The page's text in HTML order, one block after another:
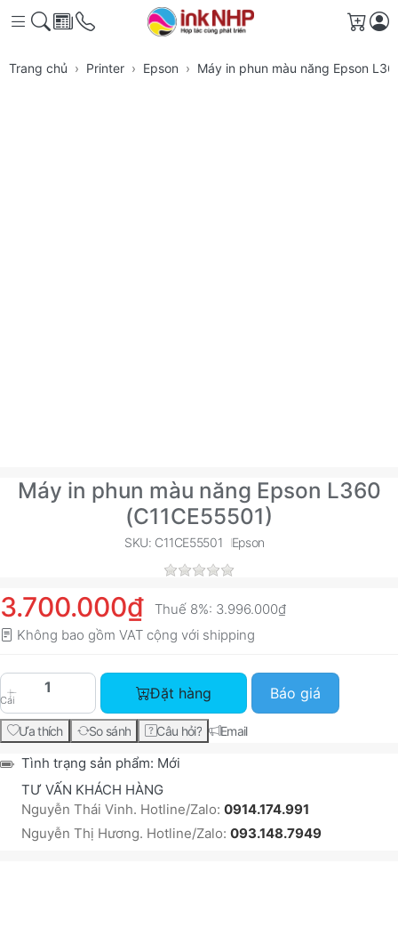
Giỏ
Trang chủ Printer Epson Máy in phun màu năng Epson
Máy in phun màu năng Epson L360
(C11CE55501)
SKU: C11CE55501 Epson
3.700.000₫ Thuế 8%: 3.996.000₫
Không bao gồm VAT cộng với shipping
Cái
Máy in phun màu năng Epson L360
Đặt hàng Báo giá
Ưa thích So sánh Câu hỏi? Email
Tình trạng sản phẩm: Mới
TƯ VẤN KHÁCH HÀNG
Nguyễn Thái Vinh. Hotline/Zalo: 0914.174.991
Nguyễn Thị Hương. Hotline/Zalo: 093.148.7949